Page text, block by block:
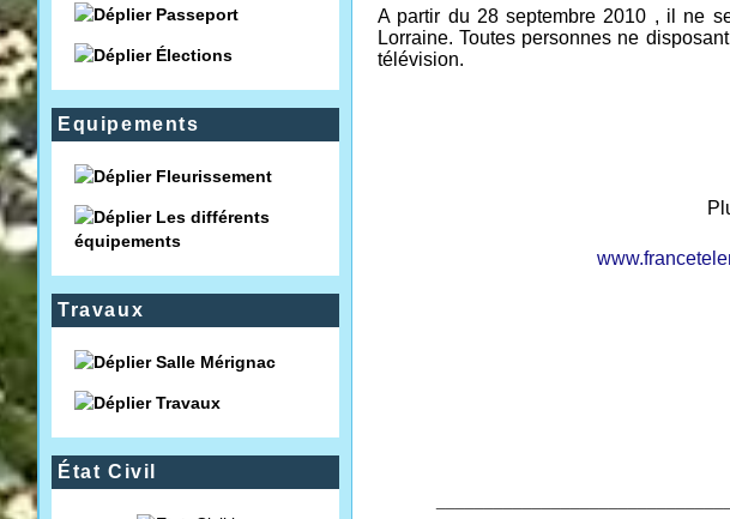
Passeport
Élections
Equipements
Fleurissement
Les différents
équipements
Travaux
Salle Mérignac
Travaux
État Civil
A partir du 28 septembre 2010 , il ne
Lorraine.Toutes personnes ne
télévision.